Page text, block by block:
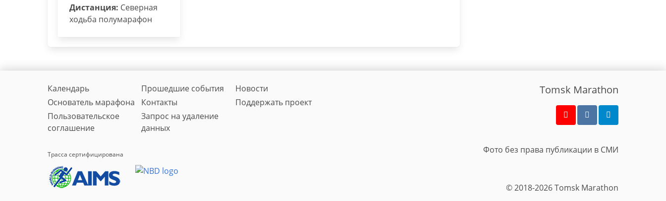
Дистанция: Северная
ходьба полумарафон
Календарь Прошедшие события
Новости
Основатель марафона
Контакты
Поддержать проект
Пользовательское
соглашение
Запрос на удаление
данных
Трасса сертифицирована
Tomsk Marathon
Фото без права публикации в СМИ
© 2018-2026 Tomsk Marathon